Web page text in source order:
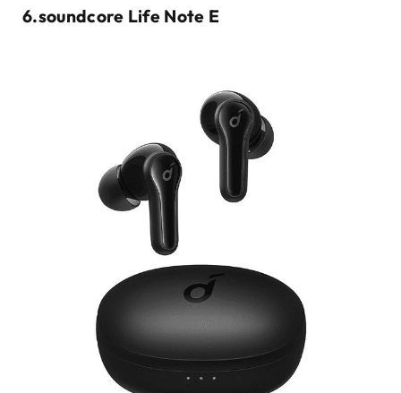
6.soundcore Life Note E